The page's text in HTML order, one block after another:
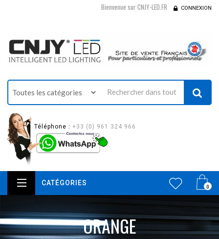
Bienvenue sur CNJY-LED.FR CONNEXION
Téléphone : +33 (0) 961 324 966
0
CATÉGORIES
ORANGE